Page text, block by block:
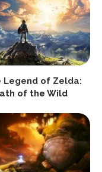
Legend of Zelda:
of the Wild